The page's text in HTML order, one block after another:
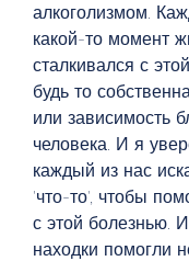
алкоголизмом.
какой-то момент
сталкивался с
будь то
или зависимость
человека. И я
каждый из нас
'что-то', чтобы
с этой болезнью.
находки помогли